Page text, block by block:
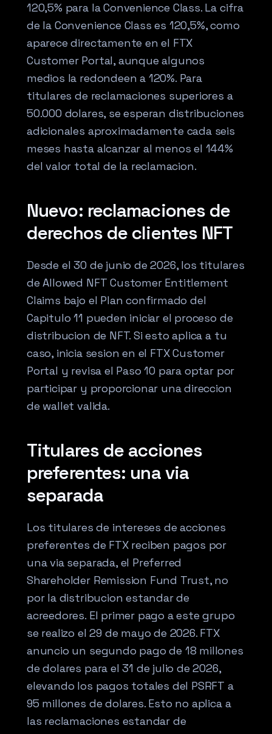
120,5% para la Convenience Class. La cifra
de la Convenience Class es 120,5%, como
aparece directamente en el FTX
Customer Portal, aunque algunos
medios la redondeen a 120%. Para
titulares de reclamaciones superiores a
50.000 dolares, se esperan distribuciones
adicionales aproximadamente cada seis
meses hasta alcanzar al menos el 144%
del valor total de la reclamacion.
Nuevo: reclamaciones de
derechos de clientes NFT
Desde el 30 de junio de 2026, los titulares
de Allowed NFT Customer Entitlement
Claims bajo el Plan confirmado del
Capitulo 11 pueden iniciar el proceso de
distribucion de NFT. Si esto aplica a tu
caso, inicia sesion en el FTX Customer
Portal y revisa el Paso 10 para optar por
participar y proporcionar una direccion
de wallet valida.
Titulares de acciones
preferentes: una via
separada
Los titulares de intereses de acciones
preferentes de FTX reciben pagos por
una via separada, el Preferred
Shareholder Remission Fund Trust, no
por la distribucion estandar de
acreedores. El primer pago a este grupo
se realizo el 29 de mayo de 2026. FTX
anuncio un segundo pago de 18 millones
de dolares para el 31 de julio de 2026,
elevando los pagos totales del PSRFT a
95 millones de dolares. Esto no aplica a
las reclamaciones estandar de